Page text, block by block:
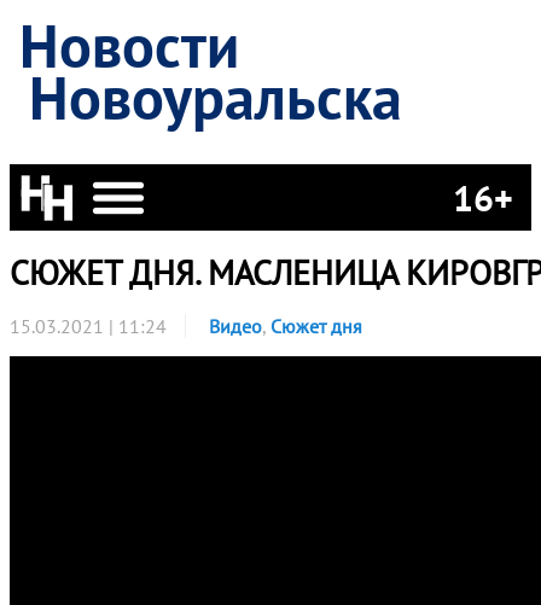
Новости
Новоуральска
16+
СЮЖЕТ ДНЯ. МАСЛЕНИЦА
15.03.2021 | 11:24 Видео, Сюжет дня